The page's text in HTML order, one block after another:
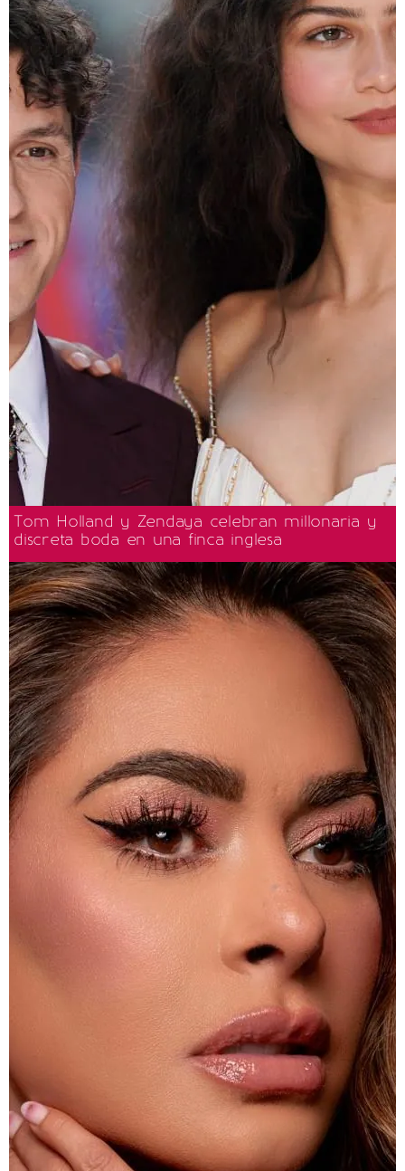
Tom Holland y Zendaya celebran millonaria y
discreta boda en una finca inglesa